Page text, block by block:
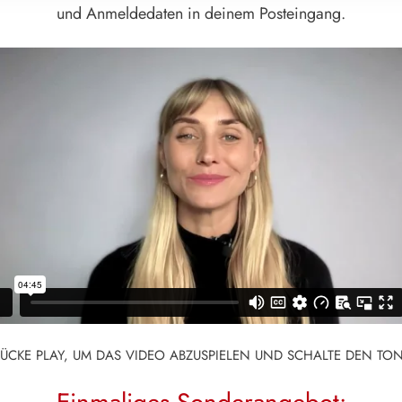
und Anmeldedaten in deinem Posteingang.
PLAY, UM DAS VIDEO ABZUSPIELEN UND SCHALTE DEN